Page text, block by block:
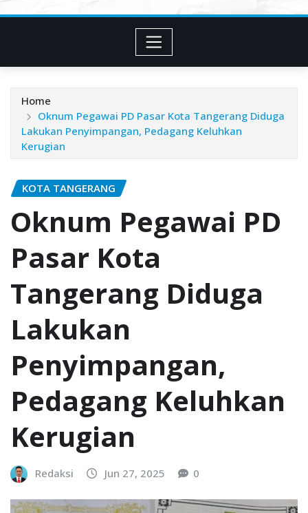
Home
Oknum Pegawai PD Pasar Kota Tangerang Diduga
Lakukan Penyimpangan, Pedagang Keluhkan
Kerugian
KOTA TANGERANG
Oknum Pegawai PD
Pasar Kota
Tangerang Diduga
Lakukan
Penyimpangan,
Pedagang Keluhkan
Kerugian
Redaksi Jun 27, 2025 0